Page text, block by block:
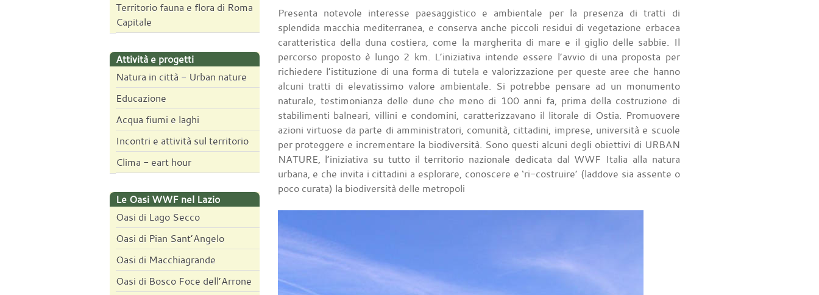
Territorio fauna e flora di Roma
Capitale
Attività e progetti
Natura in città - Urban nature
Educazione
Acqua fiumi e laghi
Incontri e attività sul territorio
Clima - eart hour
Le Oasi WWF nel Lazio
Oasi di Lago Secco
Oasi di Pian Sant’Angelo
Oasi di Macchiagrande
Oasi di Bosco Foce dell’Arrone
Presenta notevole interesse paesaggistico e ambientale per la presenza di tratti di
splendida macchia mediterranea, e conserva anche piccoli residui di vegetazione erbacea
caratteristica della duna costiera, come la margherita di mare e il giglio delle sabbie. Il
percorso proposto è lungo 2 km. L’iniziativa intende essere l’avvio di una proposta per
richiedere l’istituzione di una forma di tutela e valorizzazione per queste aree che hanno
alcuni tratti di elevatissimo valore ambientale. Si potrebbe pensare ad un monumento
naturale, testimonianza delle dune che meno di 100 anni fa, prima della costruzione di
stabilimenti balneari, villini e condomini, caratterizzavano il litorale di Ostia. Promuovere
azioni virtuose da parte di amministratori, comunità, cittadini, imprese, università e scuole
per proteggere e incrementare la biodiversità. Sono questi alcuni degli obiettivi di URBAN
NATURE, l’iniziativa su tutto il territorio nazionale dedicata dal WWF Italia alla natura
urbana, e che invita i cittadini a esplorare, conoscere e ‘ri-costruire’ (laddove sia assente o
poco curata) la biodiversità delle metropoli